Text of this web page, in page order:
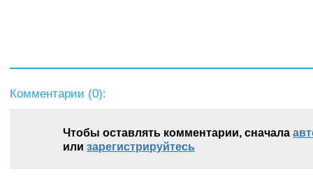
Комментарии (0):
Чтобы оставлять комментарии, сначала
или зарегистрируйтесь